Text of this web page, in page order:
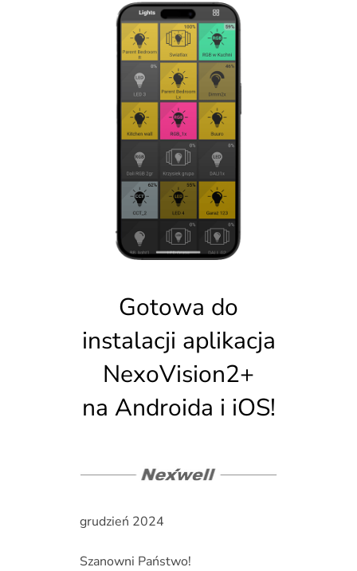
Gotowa do
instalacji aplikacja
NexoVision2+
na Androida i iOS!
grudzień 2024
Szanowni Państwo!